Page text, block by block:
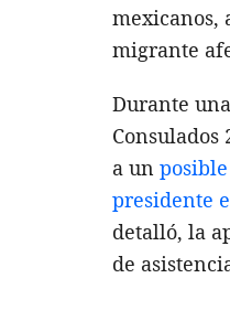
mexicanos,
migrante
Durante
a un
presidente
detalló, la
de